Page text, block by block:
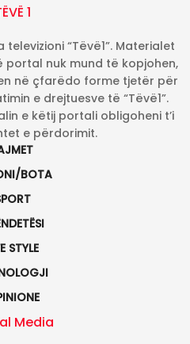
1
“Tëvë1”. Materialet
nuk mund të kopjohen,
në çfarëdo forme tjetër për
e drejtuesve të “Tëvë1”.
e këtij portali obligoheni t’i
e përdorimit.
BOTA
STYLE
Media